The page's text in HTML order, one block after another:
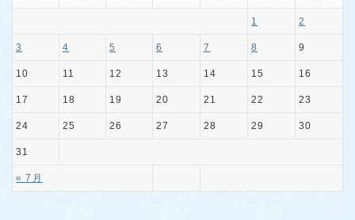
« 7月
1 2
3 4 5 6 7 8 9
10 11 12 13 14 15 16
17 18 19 20 21 22 23
24 25 26 27 28 29 30
31